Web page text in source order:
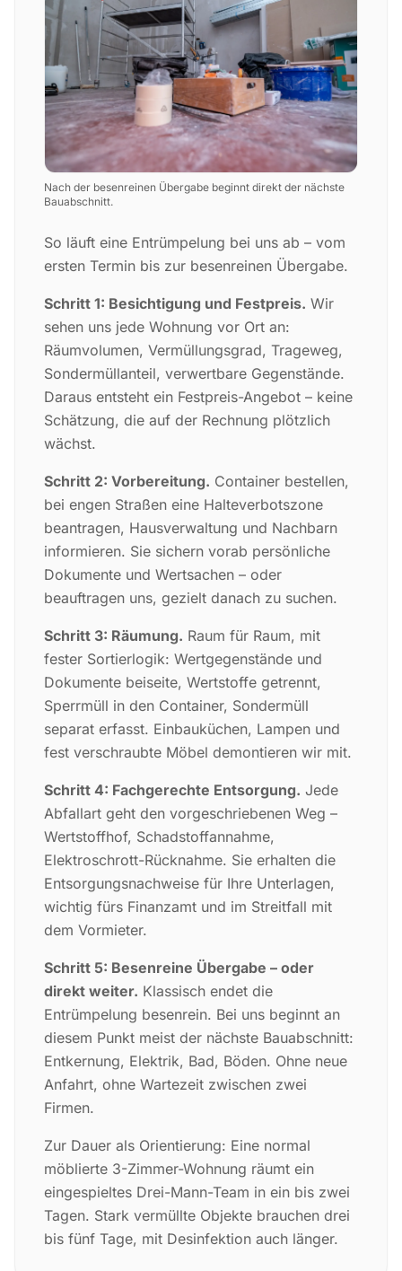
Nach der besenreinen Übergabe beginnt direkt der nächste
Bauabschnitt.
So läuft eine Entrümpelung bei uns ab – vom
ersten Termin bis zur besenreinen Übergabe.
Schritt 1: Besichtigung und Festpreis. Wir
sehen uns jede Wohnung vor Ort an:
Räumvolumen, Vermüllungsgrad, Trageweg,
Sondermüllanteil, verwertbare Gegenstände.
Daraus entsteht ein Festpreis-Angebot – keine
Schätzung, die auf der Rechnung plötzlich
wächst.
Schritt 2: Vorbereitung. Container bestellen,
bei engen Straßen eine Halteverbotszone
beantragen, Hausverwaltung und Nachbarn
informieren. Sie sichern vorab persönliche
Dokumente und Wertsachen – oder
beauftragen uns, gezielt danach zu suchen.
Schritt 3: Räumung. Raum für Raum, mit
fester Sortierlogik: Wertgegenstände und
Dokumente beiseite, Wertstoffe getrennt,
Sperrmüll in den Container, Sondermüll
separat erfasst. Einbauküchen, Lampen und
fest verschraubte Möbel demontieren wir mit.
Schritt 4: Fachgerechte Entsorgung. Jede
Abfallart geht den vorgeschriebenen Weg –
Wertstoffhof, Schadstoffannahme,
Elektroschrott-Rücknahme. Sie erhalten die
Entsorgungsnachweise für Ihre Unterlagen,
wichtig fürs Finanzamt und im Streitfall mit
dem Vormieter.
Schritt 5: Besenreine Übergabe – oder
direkt weiter. Klassisch endet die
Entrümpelung besenrein. Bei uns beginnt an
diesem Punkt meist der nächste Bauabschnitt:
Entkernung, Elektrik, Bad, Böden. Ohne neue
Anfahrt, ohne Wartezeit zwischen zwei
Firmen.
Zur Dauer als Orientierung: Eine normal
möblierte 3-Zimmer-Wohnung räumt ein
eingespieltes Drei-Mann-Team in ein bis zwei
Tagen. Stark vermüllte Objekte brauchen drei
bis fünf Tage, mit Desinfektion auch länger.